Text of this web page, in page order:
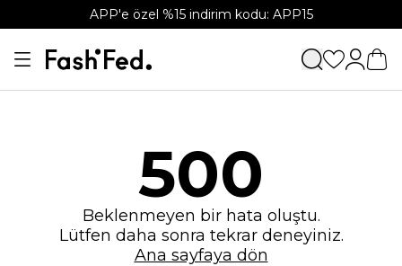
APP'e özel %15 indirim kodu: APP15
500
Beklenmeyen bir hata oluştu.
Lütfen daha sonra tekrar deneyiniz.
Ana sayfaya dön